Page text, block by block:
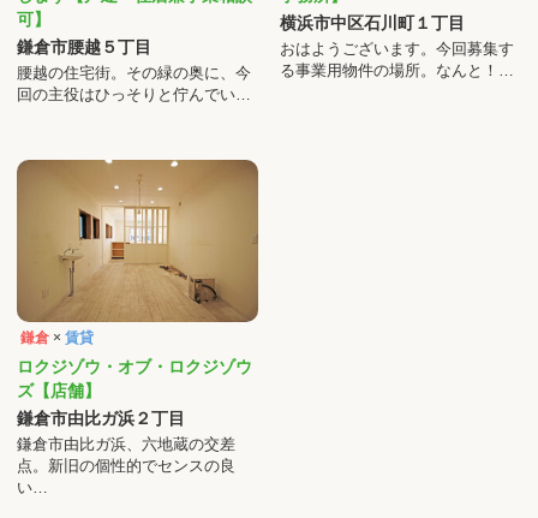
可】
鎌倉市腰越５丁目
腰越の住宅街。その緑の奥に、今
回の主役はひっそりと佇んでい…
横浜市中区石川町１丁目
おはようございます。今回募集す
る事業用物件の場所。なんと！…
鎌倉 × 賃貸
ロクジゾウ・オブ・ロクジゾウ
ズ【店舗】
鎌倉市由比ガ浜２丁目
鎌倉市由比ガ浜、六地蔵の交差
点。新旧の個性的でセンスの良
い…